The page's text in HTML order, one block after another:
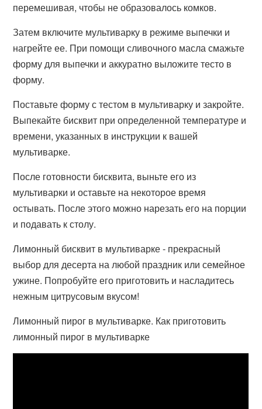
перемешивая, чтобы не образовалось комков.
Затем включите мультиварку в режиме выпечки и
нагрейте ее. При помощи сливочного масла смажьте
форму для выпечки и аккуратно выложите тесто в
форму.
Поставьте форму с тестом в мультиварку и закройте.
Выпекайте бисквит при определенной температуре и
времени, указанных в инструкции к вашей
мультиварке.
После готовности бисквита, выньте его из
мультиварки и оставьте на некоторое время
остывать. После этого можно нарезать его на порции
и подавать к столу.
Лимонный бисквит в мультиварке - прекрасный
выбор для десерта на любой праздник или семейное
ужине. Попробуйте его приготовить и насладитесь
нежным цитрусовым вкусом!
Лимонный пирог в мультиварке. Как приготовить
лимонный пирог в мультиварке